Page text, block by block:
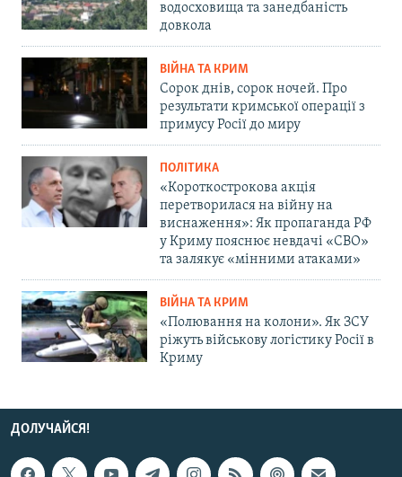
водосховища та занедбаність
довкола
ВІЙНА ТА КРИМ
Сорок днів, сорок ночей. Про
результати кримської операції з
примусу Росії до миру
ПОЛІТИКА
«Короткострокова акція
перетворилася на війну на
виснаження»: Як пропаганда РФ
у Криму пояснює невдачі «СВО»
та залякує «мінними атаками»
ВІЙНА ТА КРИМ
«Полювання на колони». Як ЗСУ
ріжуть військову логістику Росії в
Криму
ДОЛУЧАЙСЯ!